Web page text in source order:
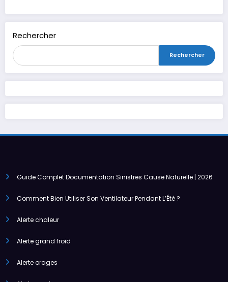
Rechercher
Rechercher
Guide Complet Documentation Sinistres Cause Naturelle | 2026
Comment Bien Utiliser Son Ventilateur Pendant L’Été ?
Alerte chaleur
Alerte grand froid
Alerte orages